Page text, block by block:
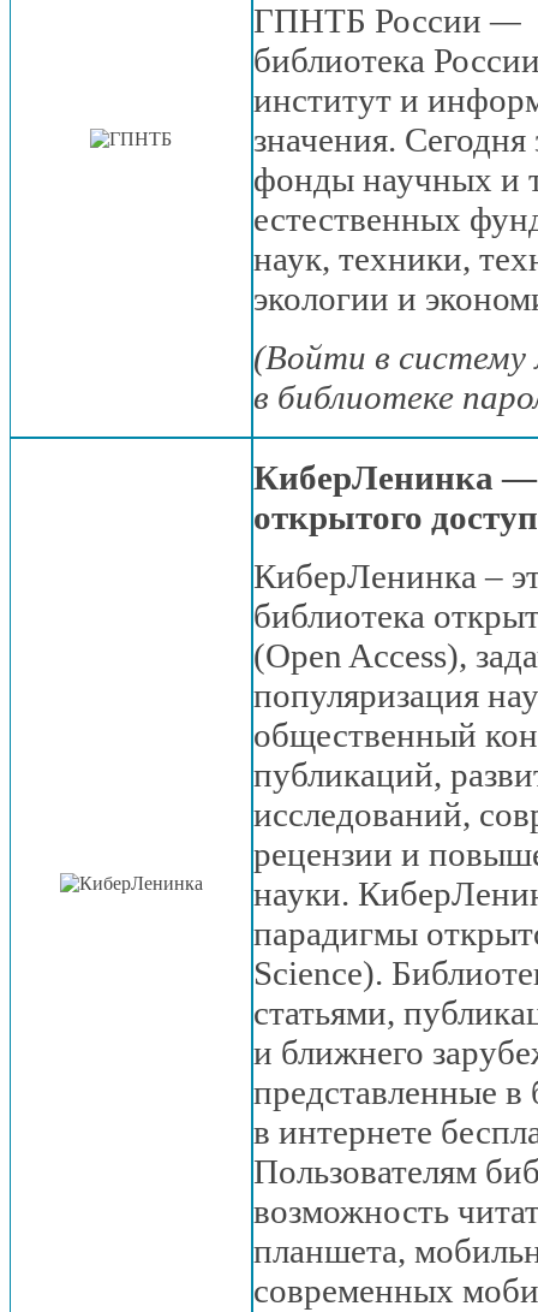
ГПНТБ России —
библиотека
институт и
значения.
фонды научных и
естественных
наук, техники,
экологии и
(Войти в систему
в библиотеке
КиберЛенинка —
открытого
КиберЛенинка –
библиотека
(Open Access),
популяризация
общественный
публикаций,
исследований,
рецензии и
науки.
парадигмы
Science).
статьями,
и ближнего
представленные в
в интернете
Пользователям
возможность
планшета,
современных